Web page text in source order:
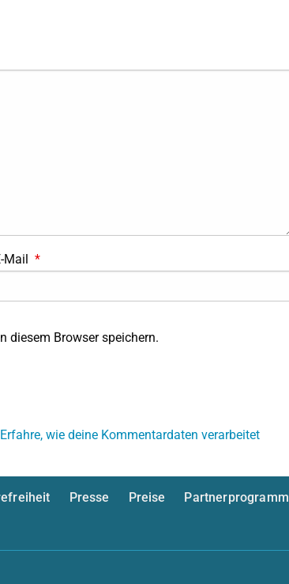
Mail *
diesem Browser speichern.
Erfahre, wie deine Kommentardaten verarbeitet
Presse Preise
Partnerprogramm